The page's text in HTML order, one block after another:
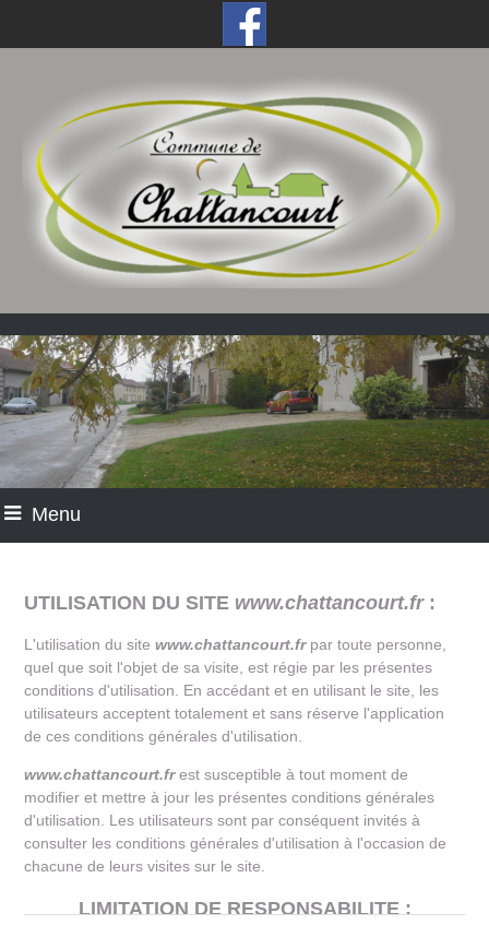
Menu
UTILISATION DU SITE www.chattancourt.fr:
L'utilisation du sitewww.chattancourt.frpar toute personne,
quel que soit l'objet de sa visite, est régie par les présentes
conditions d'utilisation. En accédant et en utilisant le site, les
utilisateurs acceptent totalement et sans réserve l'application
de ces conditions générales d'utilisation.
www.chattancourt.frest susceptible à tout moment de
modifier et mettre à jour les présentes conditions générales
d'utilisation. Les utilisateurs sont par conséquent invités à
consulter les conditions générales d'utilisation à l'occasion de
chacune de leurs visites sur le site.
LIMITATION DE RESPONSABILITE :